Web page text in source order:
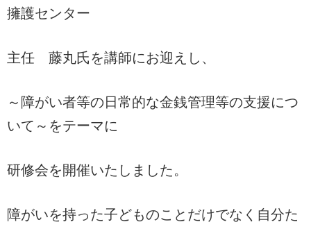
擁護センター
主任 藤丸氏を講師にお迎えし、
～障がい者等の日常的な金銭管理等の支援につ
いて～をテーマに
研修会を開催いたしました。
障がいを持った子どものことだけでなく自分た